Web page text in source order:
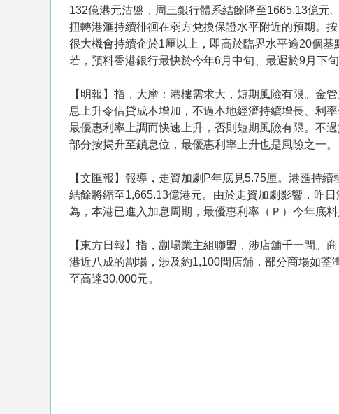
132億港元沽盤，周三銀行體系結餘降至1665.13億元
扭轉港滙持續徘徊在弱方兌換保證水平附近的預期。
很大機會持續企於1厘以上，即高於臨界水平逾20個
若，預料香港銀行最快於今年6月中旬、最遲於9月下
【明報】指，大摩：港樓需求大，短期風險有限。金
息上升令借貸成本增加，不過本地經濟持續增長、利
最優惠利率上調而快速上升，否則短期風險有限。不
部分按揭升至鎖息位，最優惠利率上升也是風險之一。
【文匯報】報導，走資加劇P年底見5.75厘。港匯持
結餘將縮至1,665.13億港元。由於走資加劇影響，昨
為，本港已進入加息周期，最優惠利率（Ｐ）今年底
【東方日報】指，劏場業主組聯盟，涉店舖千一間。
港近八成的劏場，涉及約1,100間店舖，部分商場如
至高達30,000元。